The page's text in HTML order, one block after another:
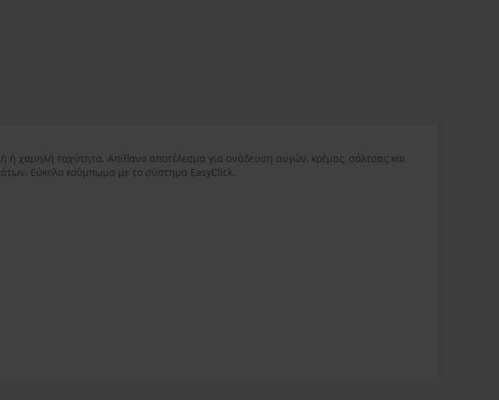
ή χαμηλή ταχύτητα. Απίθανο αποτέλεσμα για ανάδευση αυγών, κρέμας, σάλτσας και
Εύκολο κούμπωμα με το σύστημα EasyClick.